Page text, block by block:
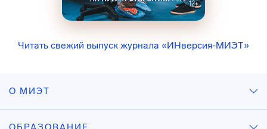
Читать свежий выпуск журнала «ИНверсия-МИЭТ»
О МИЭТ